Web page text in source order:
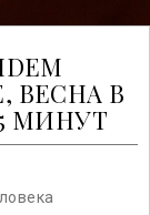
ВЕСНА В
МИНУТ